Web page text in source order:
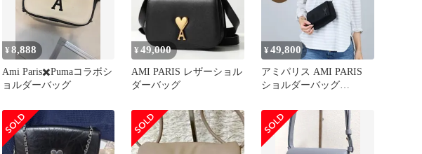
¥8,888
Ami Paris✖️Pumaコラボシ
ョルダーバッグ
¥49,000
AMI PARIS レザーショル
ダーバッグ
¥49,800
アミパリス AMI PARIS
ショルダーバッグ